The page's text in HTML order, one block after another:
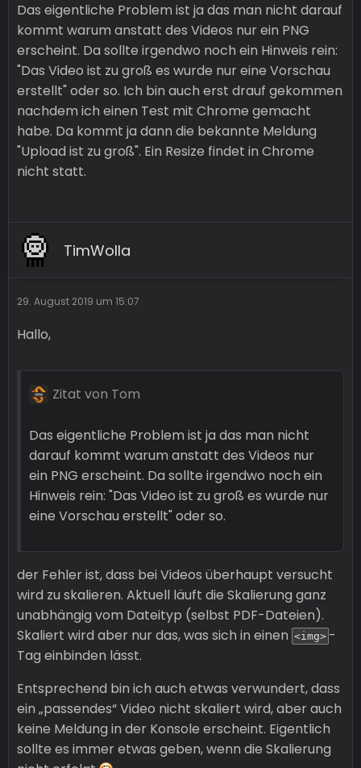
Das eigentliche Problem ist ja das man nicht darauf
kommt warum anstatt des Videos nur ein PNG
erscheint. Da sollte irgendwo noch ein Hinweis rein:
"Das Video ist zu groß es wurde nur eine Vorschau
erstellt" oder so. Ich bin auch erst drauf gekommen
nachdem ich einen Test mit Chrome gemacht
habe. Da kommt ja dann die bekannte Meldung
"Upload ist zu groß". Ein Resize findet in Chrome
nicht statt.
TimWolla
29. August 2019 um 15:07
Hallo,
Zitat von Tom
Das eigentliche Problem ist ja das man nicht
darauf kommt warum anstatt des Videos nur
ein PNG erscheint. Da sollte irgendwo noch ein
Hinweis rein: "Das Video ist zu groß es wurde nur
eine Vorschau erstellt" oder so.
der Fehler ist, dass bei Videos überhaupt versucht
wird zu skalieren. Aktuell läuft die Skalierung ganz
unabhängig vom Dateityp (selbst PDF-Dateien).
Skaliert wird aber nur das, was sich in einen <img> -
Tag einbinden lässt.
Entsprechend bin ich auch etwas verwundert, dass
ein „passendes“ Video nicht skaliert wird, aber auch
keine Meldung in der Konsole erscheint. Eigentlich
sollte es immer etwas geben, wenn die Skalierung